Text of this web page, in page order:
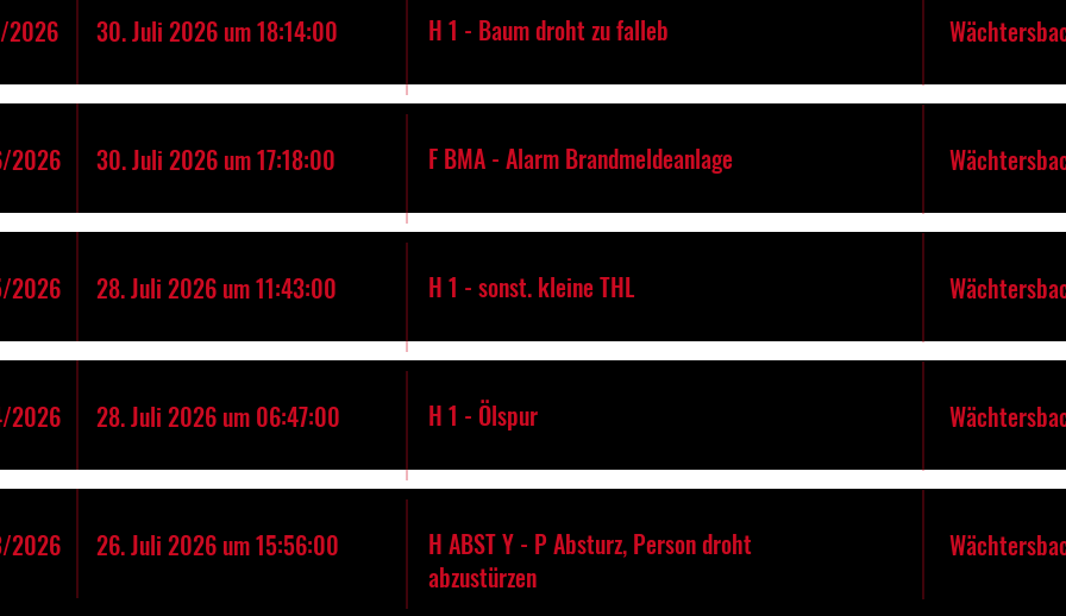
2026 30. Juli 2026 um 18:14:00 H 1 - Baum droht zu falleb
2026 30. Juli 2026 um 17:18:00 F BMA - Alarm Brandmeldeanlage
2026 28. Juli 2026 um 11:43:00 H 1 - sonst. kleine THL
2026 28. Juli 2026 um 06:47:00 H 1 - Ölspur
2026 26. Juli 2026 um 15:56:00
H ABST Y - P Absturz, Person droht
abzustürzen